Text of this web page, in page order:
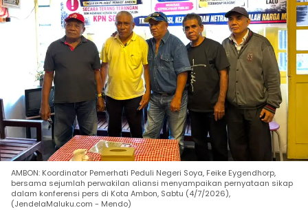
AMBON: Koordinator Pemerhati Peduli Negeri Soya, Feike Eygendhorp,
bersama sejumlah perwakilan aliansi menyampaikan pernyataan sikap
dalam konferensi pers di Kota Ambon, Sabtu (4/7/2026),
(JendelaMaluku.com - Mendo)